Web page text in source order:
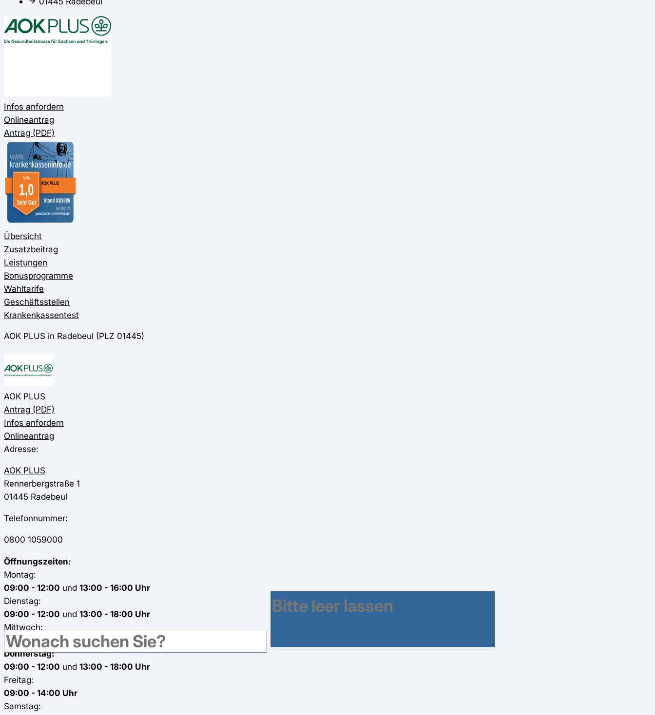
Infos anfordern
Onlineantrag
Antrag (PDF)
Übersicht
Zusatzbeitrag
Leistungen
Bonusprogramme
Wahltarife
Geschäftsstellen
Krankenkassentest
AOK PLUS in Radebeul (PLZ 01445)
AOK PLUS
Antrag (PDF)
Infos anfordern
Onlineantrag
Adresse:
AOK PLUS
Rennerbergstraße 1
01445 Radebeul
Telefonnummer:
0800 1059000
Öffnungszeiten:
Montag:
09:00 - 12:00 und 13:00 - 16:00 Uhr
Dienstag:
09:00 - 12:00 und 13:00 - 18:00 Uhr
Mittwoch:
09:00 - 14:00 Uhr
Donnerstag:
09:00 - 12:00 und 13:00 - 18:00 Uhr
Freitag:
09:00 - 14:00 Uhr
Samstag: